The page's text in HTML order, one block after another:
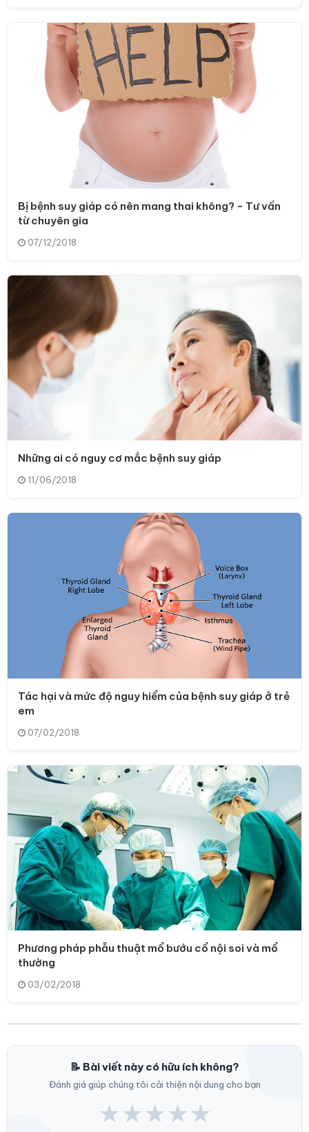
Bị bệnh suy giáp có nên mang thai không? - Tư vấn
từ chuyên gia
07/12/2018
Những ai có nguy cơ mắc bệnh suy giáp
11/06/2018
Tác hại và mức độ nguy hiểm của bệnh suy giáp ở trẻ
em
07/02/2018
Phương pháp phẫu thuật mổ bướu cổ nội soi và mổ
thường
03/02/2018
📝 Bài viết này có hữu ích không?
Đánh giá giúp chúng tôi cải thiện nội dung cho bạn
★★★★★